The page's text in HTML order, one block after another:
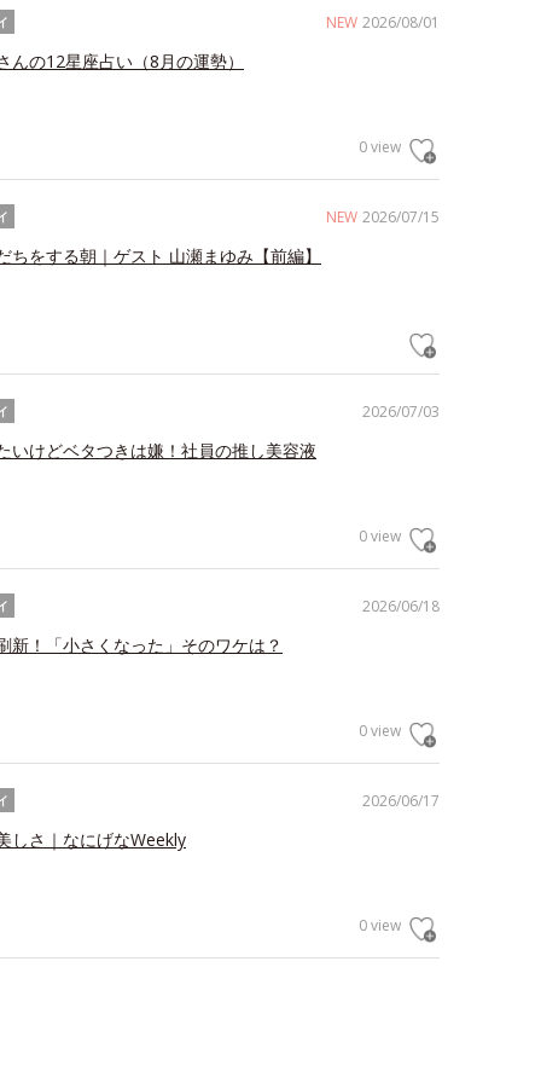
NEW 2026/08/01
んの12星座占い（8月の運勢）
0 view
NEW 2026/07/15
ちをする朝｜ゲスト 山瀬まゆみ【前編】
2026/07/03
いけどベタつきは嫌！社員の推し美容液
0 view
2026/06/18
新！「小さくなった」そのワケは？
0 view
2026/06/17
しさ｜なにげなWeekly
0 view